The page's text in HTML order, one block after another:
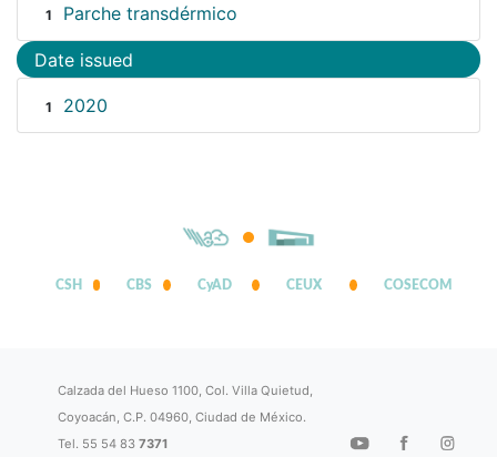
1 Parche transdérmico
Date issued
1 2020
CSH CBS CyAD CEUX COSECOM
Calzada del Hueso 1100, Col. Villa Quietud,
Coyoacán, C.P. 04960, Ciudad de México.
Tel. 55 54 837371